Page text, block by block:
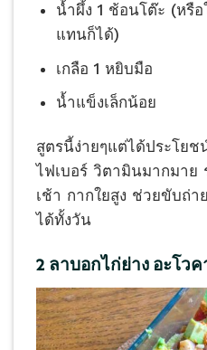
น้ำผึ้ง 1 ช้อนโต๊ะ (หรื
แทนก็ได้)
เกลือ 1 หยิบมือ
น้ำแข็งเล็กน้อย
สูตรนี้ง่ายๆแต่ได้ประโย
ไฟเบอร์ วิตามินมากมาย
เช้า กากใยสูง ช่วยขับถ่า
ได้ทั้งวัน
2 ลาบอกไก่ย่าง อะโวค